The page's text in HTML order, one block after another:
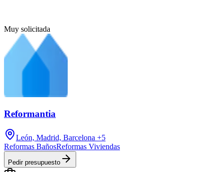
Muy solicitada
Reformantia
León, Madrid, Barcelona +5
Reformas BañosReformas Viviendas
Pedir presupuesto